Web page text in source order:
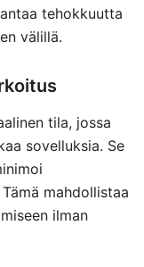
tehokkuutta
välillä.
tila, jossa
sovelluksia. Se
mahdollistaa
ilman